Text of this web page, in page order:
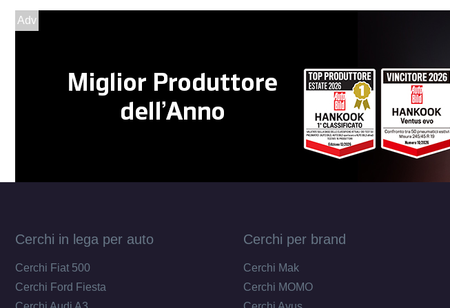
Adv
Cerchi in lega per auto
Cerchi Fiat 500
Cerchi Ford Fiesta
Cerchi per brand
Cerchi Mak
Cerchi MOMO